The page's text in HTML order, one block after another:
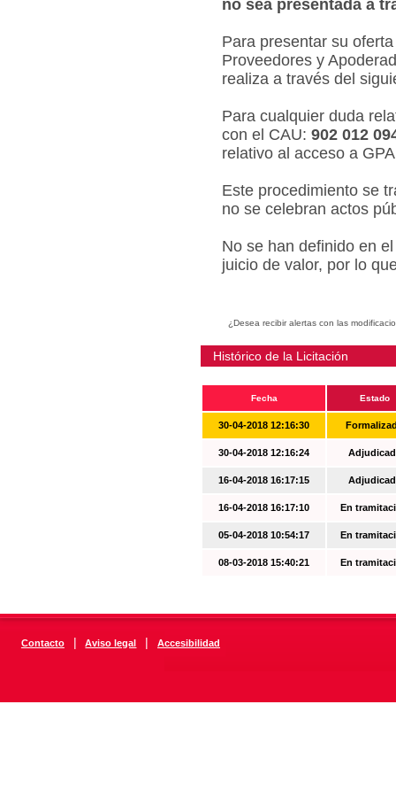
no sea presentada a
Para presentar su
Proveedores y
realiza a través del
Para cualquier duda
con el CAU: 902 012
relativo al acceso a
Este procedimiento se
no se celebran actos
No se han definido en
juicio de valor, por lo
¿Desea recibir alertas con las
Histórico de la Licitación
Fecha Estado
30-04-2018 12:16:30
30-04-2018 12:16:24
16-04-2018 16:17:15
16-04-2018 16:17:10 En
05-04-2018 10:54:17 En
08-03-2018 15:40:21 En
Contacto | Aviso legal | Accesibilidad